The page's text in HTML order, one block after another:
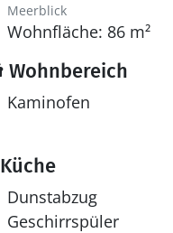
Meerblick
Wohnfläche: 86 m²
Wohnbereich
Kaminofen
Küche
Dunstabzug
Geschirrspüler